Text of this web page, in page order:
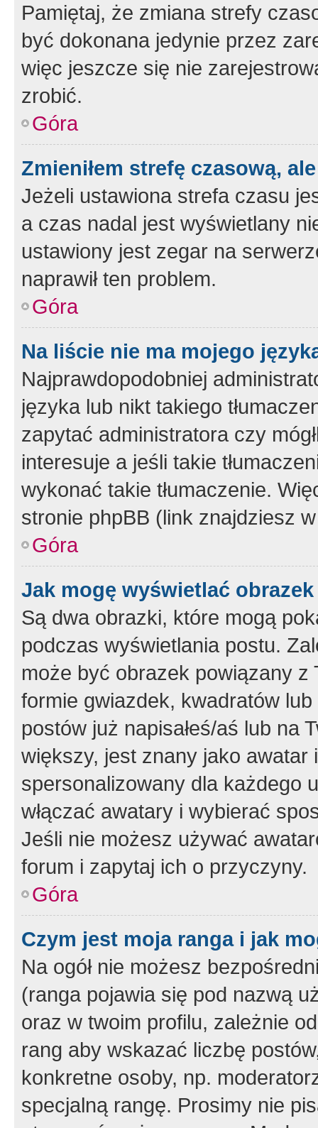
Pamiętaj, że zmiana strefy
być dokonana jedynie przez
więc jeszcze się nie
zrobić.
Góra
Zmieniłem strefę czasową,
Jeżeli ustawiona strefa czasu
a czas nadal jest wyświetlany
ustawiony jest zegar na
naprawił ten problem.
Góra
Na liście nie ma mojego
Najprawdopodobniej
języka lub nikt takiego
zapytać administratora czy
interesuje a jeśli takie
wykonać takie tłumaczenie.
stronie phpBB (link znajdziesz
Góra
Jak mogę wyświetlać
Są dwa obrazki, które mogą
podczas wyświetlania postu.
może być obrazek powiązany z
formie gwiazdek, kwadratów
postów już napisałeś/aś lub na
większy, jest znany jako
spersonalizowany dla każdego
włączać awatary i wybierać
Jeśli nie możesz używać
forum i zapytaj ich o przyczyny.
Góra
Czym jest moja ranga i jak
Na ogół nie możesz
(ranga pojawia się pod nazwą
oraz w twoim profilu, zależnie
rang aby wskazać liczbę
konkretne osoby, np.
specjalną rangę. Prosimy nie